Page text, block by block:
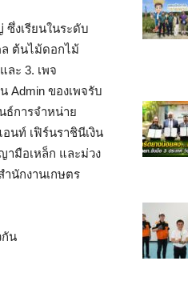
งเรียนในระดับ
ล ต้นไม้ดอกไม้
ละ 3. เพจ
Admin ของเพจรับ
ธ์การจำหน่าย
นท์ เฟิร์นราชินีเงิน
ามือเหล็ก และม่วง
นักงานเกษตร